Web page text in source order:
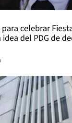
celebrar
del PDG de